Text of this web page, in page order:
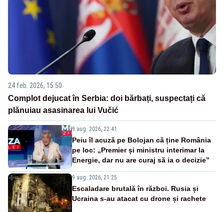
24 feb. 2026, 15:50
Complot dejucat în Serbia: doi bărbați, suspectați că
plănuiau asasinarea lui Vučić
9 aug. 2026, 22:41
Peiu îl acuză pe Bolojan că ține România
pe loc: „Premier și ministru interimar la
Energie, dar nu are curaj să ia o decizie”
9 aug. 2026, 21:25
Escaladare brutală în război. Rusia și
Ucraina s-au atacat cu drone și rachete